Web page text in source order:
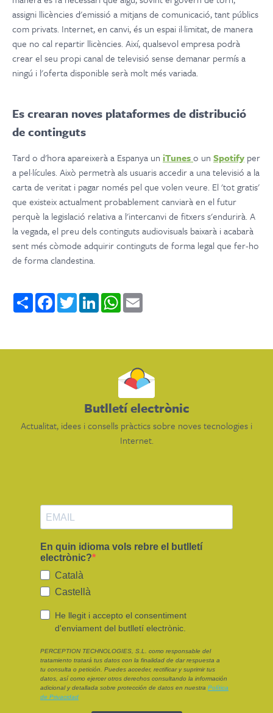
assigni llicències d'emissió a mitjans de comunicació, tant públics
com privats. Internet, en canvi, és un espai il·limitat, de manera
que no cal repartir llicències. Així, qualsevol empresa podrà
crear el seu propi canal de televisió sense demanar permís a
ningú i l'oferta disponible serà molt més variada.
Es crearan noves plataformes de distribució
de continguts
Tard o d'hora apareixerà a Espanya un iTuneso un Spotify per
a pel·lícules. Això permetrà als usuaris accedir a una televisió a la
carta de veritat i pagar només pel que volen veure. El 'tot gratis'
que existeix actualment probablement canviarà en el futur
perquè la legislació relativa a l'intercanvi de fitxers s'endurirà. A
la vegada, el preu dels continguts audiovisuals baixarà i acabarà
sent més còmode adquirir continguts de forma legal que fer-ho
de forma clandestina.
ShareFacebook
TwitterLinkedInWhatsApp
Butlletí electrònic
Actualitat, idees i consells pràctics sobre noves tecnologies i
Internet.